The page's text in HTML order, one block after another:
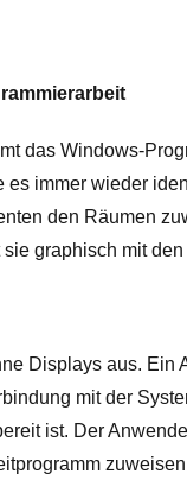
das Windows-
es immer wieder
den Räumen
graphisch mit
Displays aus. Ein
mit der
ist. Der